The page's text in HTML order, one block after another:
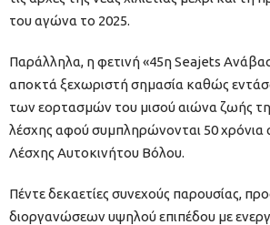
του αγώνα το 2025.
Παράλληλα, η φετινή «45η Seajets
αποκτά ξεχωριστή σημασία καθώς
των εορτασμών του μισού αιώνα ζωής
λέσχης αφού συμπληρώνονται 50 χρόνια
Λέσχης Αυτοκινήτου Βόλου.
Πέντε δεκαετίες συνεχούς παρουσίας,
διοργανώσεων υψηλού επιπέδου με